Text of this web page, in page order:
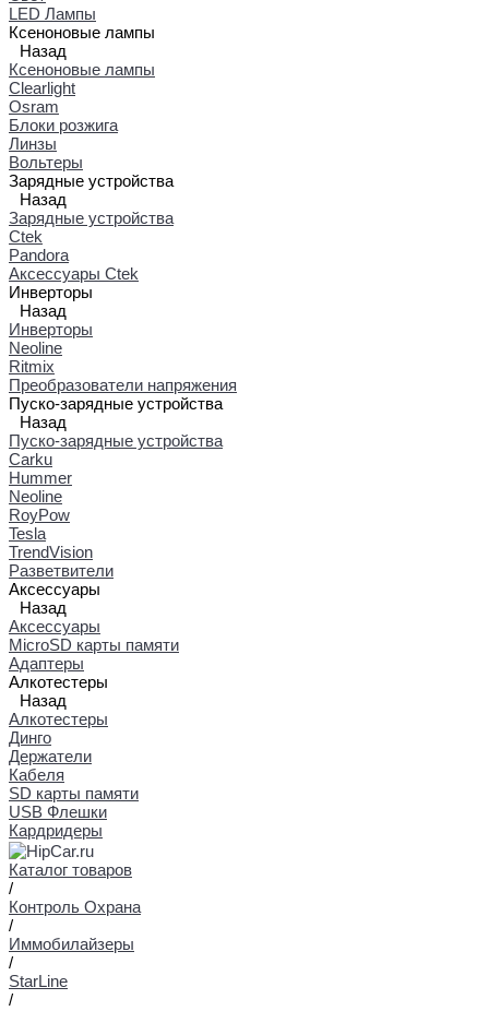
LED Лампы
Ксеноновые лампы
Назад
Ксеноновые лампы
Clearlight
Osram
Блоки розжига
Линзы
Вольтеры
Зарядные устройства
Назад
Зарядные устройства
Ctek
Pandora
Аксессуары Ctek
Инверторы
Назад
Инверторы
Neoline
Ritmix
Преобразователи напряжения
Пуско-зарядные устройства
Назад
Пуско-зарядные устройства
Carku
Hummer
Neoline
RoyPow
Tesla
TrendVision
Разветвители
Аксессуары
Назад
Аксессуары
MicroSD карты памяти
Адаптеры
Алкотестеры
Назад
Алкотестеры
Динго
Держатели
Кабеля
SD карты памяти
USB Флешки
Кардридеры
Каталог товаров
/
Контроль Охрана
/
Иммобилайзеры
/
StarLine
/